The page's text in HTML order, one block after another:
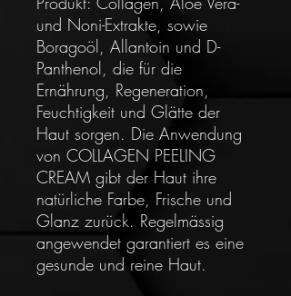
und Noni-Extrakte, sowie
Boragoöl, Allantoin und D-
Panthenol, die für die
Ernährung, Regeneration,
Feuchtigkeit und Glätte der
Haut sorgen. Die Anwendung
von COLLAGEN PEELING
CREAM gibt der Haut ihre
natürliche Farbe, Frische und
Glanz zurück. Regelmässig
angewendet garantiert es eine
gesunde und reine Haut.